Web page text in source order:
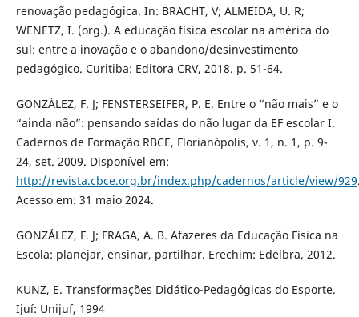
renovação pedagógica. In: BRACHT, V; ALMEIDA, U. R;
WENETZ, I. (org.). A educação física escolar na américa do
sul: entre a inovação e o abandono/desinvestimento
pedagógico. Curitiba: Editora CRV, 2018. p. 51-64.
GONZÁLEZ, F. J; FENSTERSEIFER, P. E. Entre o “não mais” e o
“ainda não”: pensando saídas do não lugar da EF escolar I.
Cadernos de Formação RBCE, Florianópolis, v. 1, n. 1, p. 9-
24, set. 2009. Disponível em:
http://revista.cbce.org.br/index.php/cadernos/article/view/929
Acesso em: 31 maio 2024.
GONZÁLEZ, F. J; FRAGA, A. B. Afazeres da Educação Física na
Escola: planejar, ensinar, partilhar. Erechim: Edelbra, 2012.
KUNZ, E. Transformações Didático-Pedagógicas do Esporte.
Ijuí: Unijuf, 1994